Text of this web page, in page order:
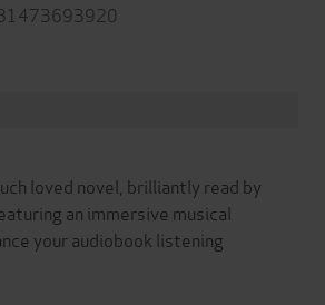
loved novel, brilliantly read by
an immersive musical
your audiobook listening